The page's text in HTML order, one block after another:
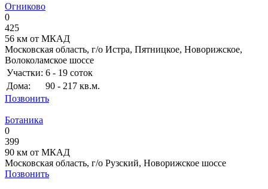
Огниково
0
425
56 км от МКАД
Московская область, г/о Истра, Пятницкое, Новорижское,
Волоколамское шоссе
Участки: 6 - 19 соток
Дома:
90 - 217 кв.м.
Позвонить
Ботаника
0
399
90 км от МКАД
Московская область, г/о Рузский, Новорижское шоссе
Позвонить